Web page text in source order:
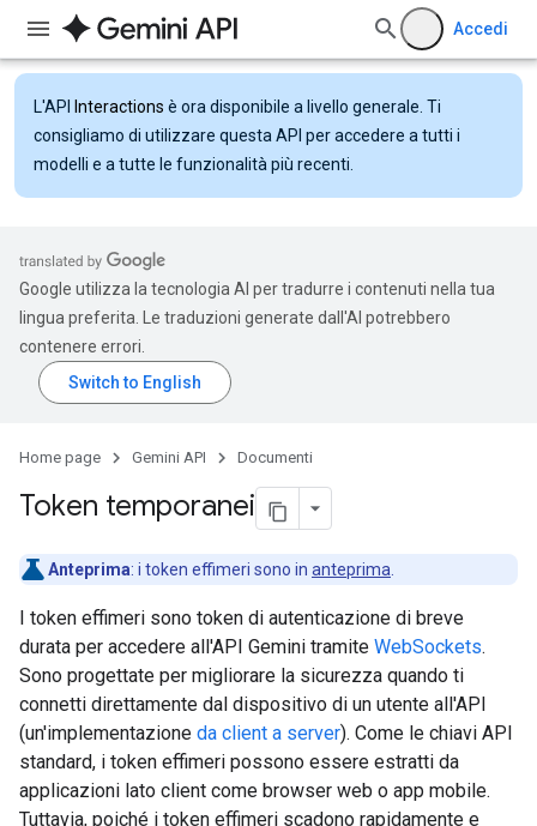
Accedi
L'API Interactions è ora disponibile a livello generale. Ti
consigliamo di utilizzare questa API per accedere a tutti i
modelli e a tutte le funzionalità più recenti.
Google utilizza la tecnologia AI per tradurre i contenuti nella tua
lingua preferita. Le traduzioni generate dall'AI potrebbero
contenere errori.
Home page Gemini API Documenti
Token temporanei
Anteprima: i token effimeri sono in anteprima
I token effimeri sono token di autenticazione di breve
durata per accedere all'API Gemini tramite WebSockets.
Sono progettate per migliorare la sicurezza quando ti
connetti direttamente dal dispositivo di un utente all'API
(un'implementazione da client a server). Come le chiavi API
standard, i token effimeri possono essere estratti da
applicazioni lato client come browser web o app mobile.
Tuttavia, poiché i token effimeri scadono rapidamente e